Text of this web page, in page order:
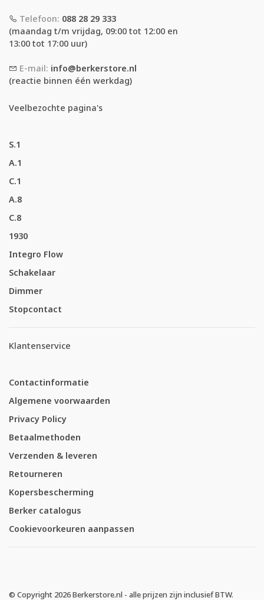
Telefoon: 088 28 29 333
(maandag t/m vrijdag, 09:00 tot 12:00 en
13:00 tot 17:00 uur)
E-mail: info@berkerstore.nl
(reactie binnen één werkdag)
Veelbezochte pagina's
S.1
A.1
C.1
A.8
C.8
1930
Integro Flow
Schakelaar
Dimmer
Stopcontact
Klantenservice
Contactinformatie
Algemene voorwaarden
Privacy Policy
Betaalmethoden
Verzenden & leveren
Retourneren
Kopersbescherming
Berker catalogus
Cookievoorkeuren aanpassen
© Copyright 2026 Berkerstore.nl - alle prijzen zijn inclusief BTW.